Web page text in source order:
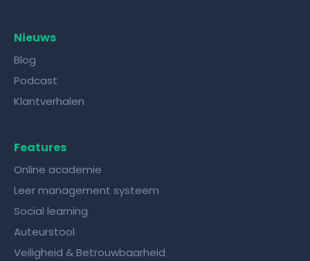
Nieuws
Blog
Podcast
Klantverhalen
Features
Online academie
Leer management systeem
Social learning
Auteurstool
Veiligheid & Betrouwbaarheid